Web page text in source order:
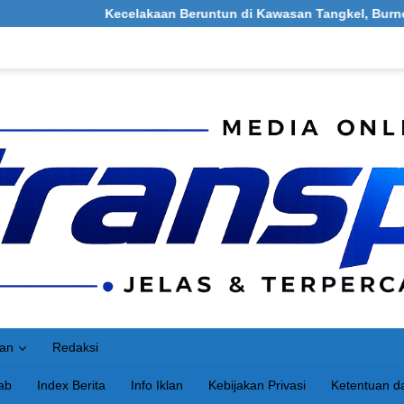
Kecelakaan Beruntun di Kawasan Tangkel, Burneh, Bangkalan:
Redaksi
Index Berita Info Iklan Kebijakan Privasi Ketentuan